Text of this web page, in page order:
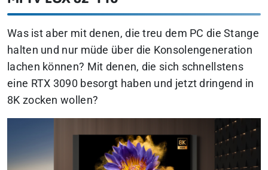
Was ist aber mit denen, die treu dem PC die Stange
halten und nur müde über die Konsolengeneration
lachen können? Mit denen, die sich schnellstens
eine RTX 3090 besorgt haben und jetzt dringend in
8K zocken wollen?